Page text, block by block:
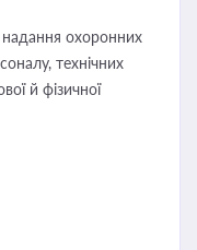
охоронних
технічних
й фізичної